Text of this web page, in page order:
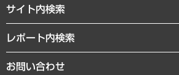
まちづくり・観光・交通・スポーツ・スマートシティ
自然資源・農林水産業・食料システム
メディア掲載・出演
沿革
組織図・本部部室紹介
インドネシア現地法人
サイト内検索
レポート内検索
お問い合わせ